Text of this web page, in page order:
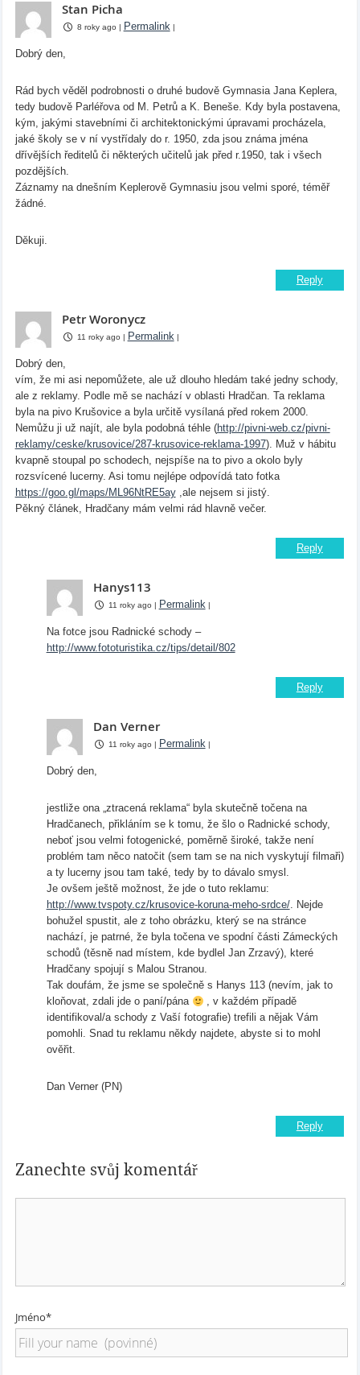
Stan Picha
8 roky ago Permalink|
Dobrý den,
Rád bych věděl podrobnosti o druhé budově Gymnasia Jana Keplera,
tedy budově Parléřova od M. Petrů a K. Beneše. Kdy byla postavena,
kým, jakými stavebními či architektonickými úpravami procházela,
jaké školy se v ní vystřídaly do r. 1950, zda jsou známa jména
dřívějších ředitelů či některých učitelů jak před r.1950, tak i všech
pozdějších.
Záznamy na dnešním Keplerově Gymnasiu jsou velmi sporé, téměř
žádné.
Děkuji.
Reply
Petr Woronycz
11 roky ago Permalink|
Dobrý den,
vím, že mi asi nepomůžete, ale už dlouho hledám také jedny schody,
ale z reklamy. Podle mě se nachází v oblasti Hradčan. Ta reklama
byla na pivo Krušovice a byla určitě vysílaná před rokem 2000.
Nemůžu ji už najít, ale byla podobná téhle (http://pivni-web.cz/pivni-
reklamy/ceske/krusovice/287-krusovice-reklama-1997). Muž v hábitu
kvapně stoupal po schodech, nejspíše na to pivo a okolo byly
rozsvícené lucerny. Asi tomu nejlépe odpovídá tato fotka
https://goo.gl/maps/ML96NtRE5ay,ale nejsem si jistý.
Pěkný článek, Hradčany mám velmi rád hlavně večer.
Reply
Hanys113
11 roky ago Permalink|
Na fotce jsou Radnické schody –
http://www.fototuristika.cz/tips/detail/802
Reply
Dan Verner
11 roky ago Permalink|
Dobrý den,
jestliže ona „ztracená reklama“ byla skutečně točena na
Hradčanech, přikláním se k tomu, že šlo o Radnické schody,
neboť jsou velmi fotogenické, poměrně široké, takže není
problém tam něco natočit (sem tam se na nich vyskytují filmaři)
a ty lucerny jsou tam také, tedy by to dávalo smysl.
Je ovšem ještě možnost, že jde o tuto reklamu:
http://www.tvspoty.cz/krusovice-koruna-meho-srdce/. Nejde
bohužel spustit, ale z toho obrázku, který se na stránce
nachází, je patrné, že byla točena ve spodní části Zámeckých
schodů (těsně nad místem, kde bydlel Jan Zrzavý), které
Hradčany spojují s Malou Stranou.
Tak doufám, že jsme se společně s Hanys 113 (nevím, jak to
kloňovat, zdali jde o paní/pána
, v každém případě
identifikoval/a schody z Vaší fotografie) trefili a nějak Vám
pomohli. Snad tu reklamu někdy najdete, abyste si to mohl
ověřit.
Dan Verner (PN)
Reply
Zanechte svůj komentář
Jméno*